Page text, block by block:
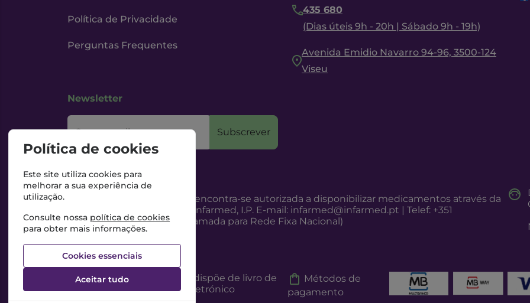
Política de Privacidade
Perguntas Frequentes
435 680
(Dias úteis 9h - 20h | Sábado 9h - 19h)
Avenida Emidio Navarro 94-96, 3500-124
Viseu
Newsletter
O seu email Subscrever
Esta Farmácia encontra-se autorizada a disponibilizar medicamentos através da
Internet, pelo Infarmed, I.P. E-mail: infarmed@infarmed.pt | Telef: +351
217987100 (Chamada para Rede Fixa Nacional)
Esta Farmácia dispõe de livro de
reclamações eletrónico
Métodos de
pagamento
Política de cookies
Este site utiliza cookies para
melhorar a sua experiência de
utilização.
Consulte nossa política de cookies
para obter mais informações.
Cookies essenciais
Aceitar tudo